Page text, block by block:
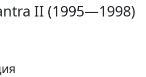
II (1995—1998)